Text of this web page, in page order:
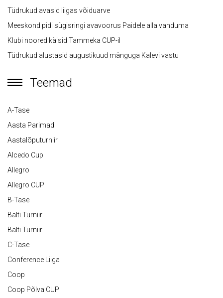
Tüdrukud avasid liigas võiduarve
Meeskond pidi sügisringi avavoorus Paidele alla vanduma
Klubi noored käisid Tammeka CUP-il
Tüdrukud alustasid augustikuud mänguga Kalevi vastu
Teemad
A-Tase
Aasta Parimad
Aastalõputurniir
Alcedo Cup
Allegro
Allegro CUP
B-Tase
Balti Turniir
Balti Turniir
C-Tase
Conference Liiga
Coop
Coop Põlva CUP